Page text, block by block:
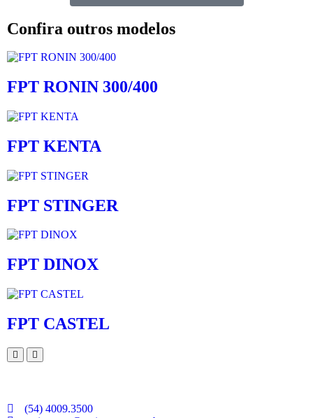
Confira outros modelos
FPT RONIN 300/400
FPT KENTA
FPT STINGER
FPT DINOX
FPT CASTEL
(54) 4009.3500